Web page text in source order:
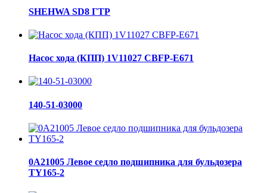
SHEHWA SD8 ГТР
Насос хода (КПП) 1V11027 CBFP-E671
140-51-03000
0A21005 Левое седло подшипника для бульдозера
TY165-2